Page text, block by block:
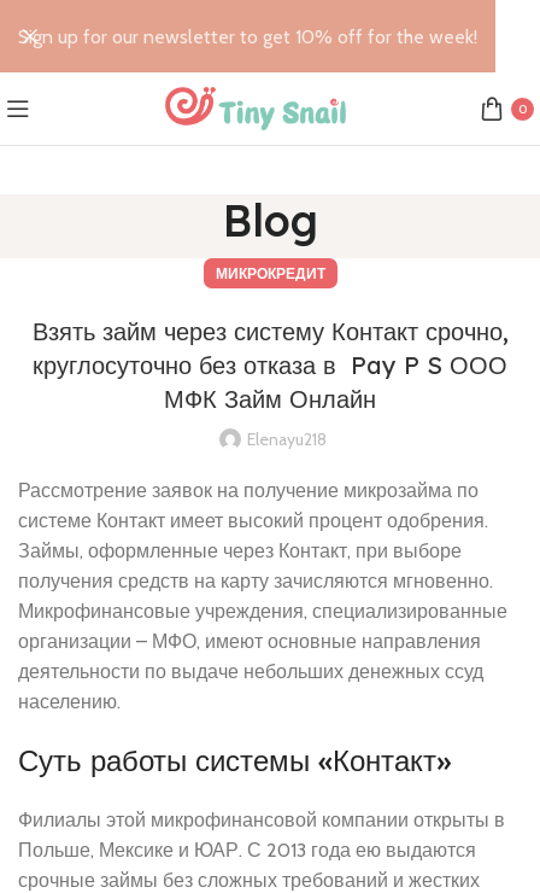
0
Blog
МИКРОКРЕДИТ
Взять займ через систему Контакт срочно,
круглосуточно без отказа в ️ Pay P S ООО
МФК Займ Онлайн
Elenayu218
Рассмотрение заявок на получение микрозайма по
системе Контакт имеет высокий процент одобрения.
Займы, оформленные через Контакт, при выборе
получения средств на карту зачисляются мгновенно.
Микрофинансовые учреждения, специализированные
организации – МФО, имеют основные направления
деятельности по выдаче небольших денежных ссуд
населению.
Суть работы системы «Контакт»
Филиалы этой микрофинансовой компании открыты в
Польше, Мексике и ЮАР. С 2013 года ею выдаются
срочные займы без сложных требований и жестких
Sign up for our newsletter to get 10% off for the week!